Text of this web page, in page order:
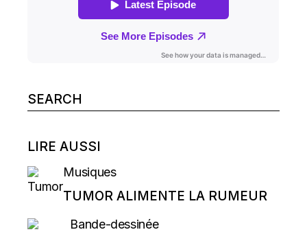
Search
for:
LIRE AUSSI
Musiques
TUMOR ALIMENTE LA RUMEUR
Bande-dessinée